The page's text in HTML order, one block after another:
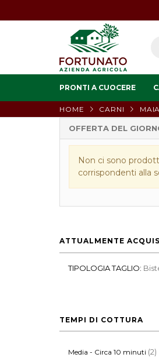
PRONTI A CUOCERE
HOME CARNI
OFFERTA DEL
Non ci sono
corrispondenti alla
ATTUALMENTE
TIPOLOGIA TAGLIO:
TEMPI DI COTTURA
Media - Circa 10 minuti (2)